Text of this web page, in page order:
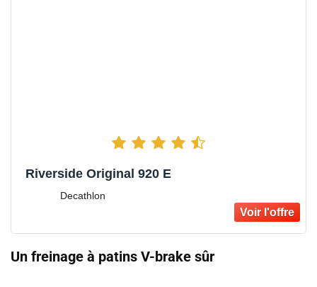
Riverside Original 920 E
Decathlon
Un freinage à patins V-brake sûr